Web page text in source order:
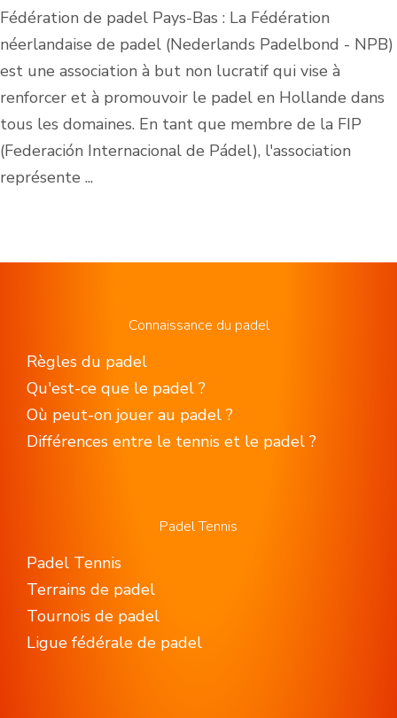
Fédération de padel Pays-Bas : La Fédération
néerlandaise de padel (Nederlands Padelbond - NPB)
est une association à but non lucratif qui vise à
renforcer et à promouvoir le padel en Hollande dans
tous les domaines. En tant que membre de la FIP
(Federación Internacional de Pádel), l'association
représente ...
Connaissance du padel
Règles du padel
Qu'est-ce que le padel ?
Où peut-on jouer au padel ?
Différences entre le tennis et le padel ?
Padel Tennis
Padel Tennis
Terrains de padel
Tournois de padel
Ligue fédérale de padel